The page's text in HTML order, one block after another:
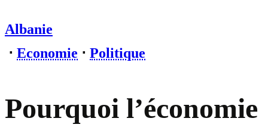
Albanie
⋅ Economie ⋅ Politique
Pourquoi l’économie